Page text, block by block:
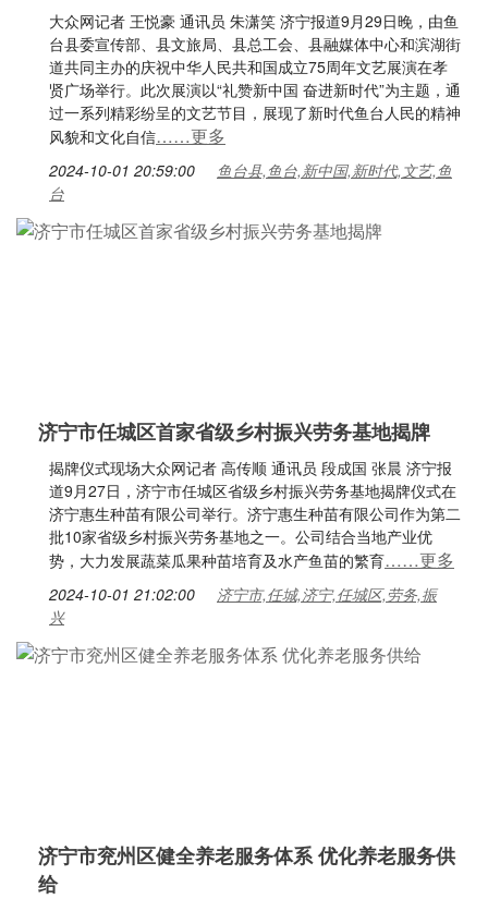
大众网记者 王悦豪 通讯员 朱潇笑 济宁报道9月29日晚，由鱼
台县委宣传部、县文旅局、县总工会、县融媒体中心和滨湖街
道共同主办的庆祝中华人民共和国成立75周年文艺展演在孝
贤广场举行。此次展演以“礼赞新中国 奋进新时代”为主题，通
过一系列精彩纷呈的文艺节目，展现了新时代鱼台人民的精神
风貌和文化自信……更多
2024-10-01 20:59:00
鱼台县,鱼台,新中国,新时代,文艺,鱼
台
济宁市任城区首家省级乡村振兴劳务基地揭牌
揭牌仪式现场大众网记者 高传顺 通讯员 段成国 张晨 济宁报
道9月27日，济宁市任城区省级乡村振兴劳务基地揭牌仪式在
济宁惠生种苗有限公司举行。济宁惠生种苗有限公司作为第二
批10家省级乡村振兴劳务基地之一。公司结合当地产业优
势，大力发展蔬菜瓜果种苗培育及水产鱼苗的繁育……更多
2024-10-01 21:02:00
济宁市,任城,济宁,任城区,劳务,振
兴
济宁市兖州区健全养老服务体系 优化养老服务供
给